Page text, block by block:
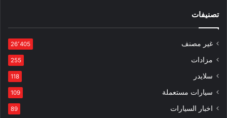
تصنيفات
غير مصنف 26٬405
مزادات 255
سلايدر 118
سيارات مستعملة 109
اخبار السيارات 89